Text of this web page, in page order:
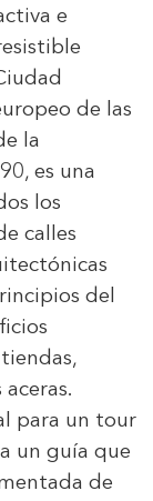
e
de las
la
es una
los
calles
del
para un tour
un guía que
de